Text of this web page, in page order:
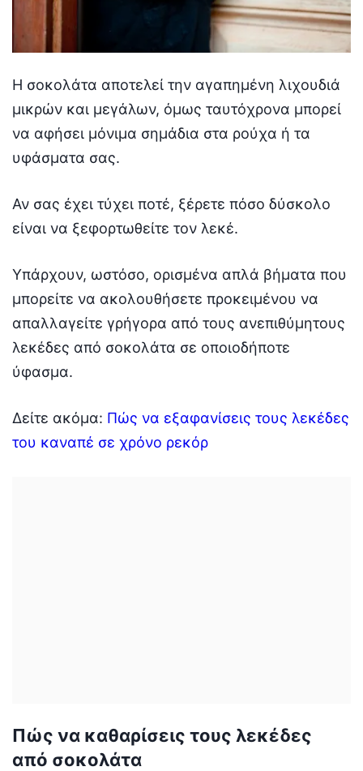
Η σοκολάτα αποτελεί την αγαπημένη λιχουδιά
μικρών και μεγάλων, όμως ταυτόχρονα μπορεί
να αφήσει μόνιμα σημάδια στα ρούχα ή τα
υφάσματα σας.
Αν σας έχει τύχει ποτέ, ξέρετε πόσο δύσκολο
είναι να ξεφορτωθείτε τον λεκέ.
Υπάρχουν, ωστόσο, ορισμένα απλά βήματα που
μπορείτε να ακολουθήσετε προκειμένου να
απαλλαγείτε γρήγορα από τους ανεπιθύμητους
λεκέδες από σοκολάτα σε οποιοδήποτε
ύφασμα.
Δείτε ακόμα: Πώς να εξαφανίσεις τους λεκέδες
του καναπέ σε χρόνο ρεκόρ
Πώς να καθαρίσεις τους λεκέδες
από σοκολάτα